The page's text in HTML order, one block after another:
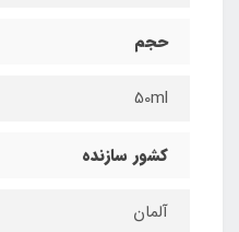
حجم
50ml
کشور سازنده
آلمان